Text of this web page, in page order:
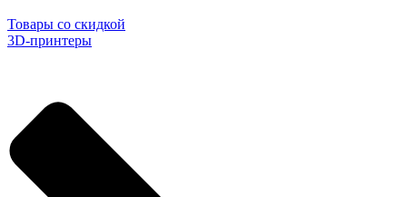
Товары со скидкой
3D-принтеры